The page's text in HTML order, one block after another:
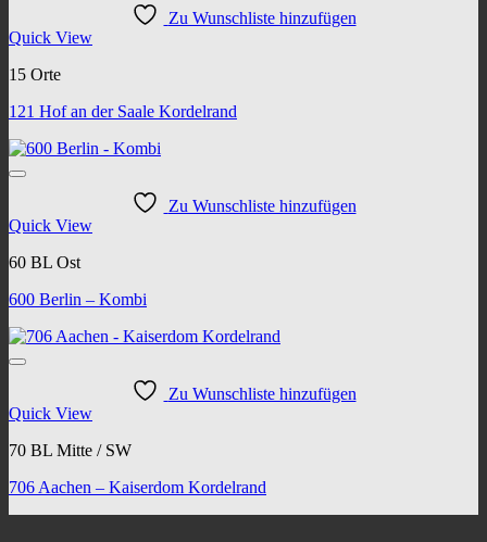
Zu Wunschliste hinzufügen
Quick View
15 Orte
121 Hof an der Saale Kordelrand
Zu Wunschliste hinzufügen
Quick View
60 BL Ost
600 Berlin – Kombi
Zu Wunschliste hinzufügen
Quick View
70 BL Mitte / SW
706 Aachen – Kaiserdom Kordelrand